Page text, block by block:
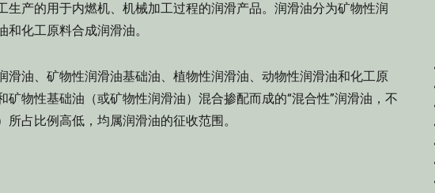
产的用于内燃机、机械加工过程的润滑产品。润滑油分为矿物性润
化工原料合成润滑油。
油、矿物性润滑油基础油、植物性润滑油、动物性润滑油和化工原
物性基础油（或矿物性润滑油）混合掺配而成的“混合性”润滑油，不
占比例高低，均属润滑油的征收范围。